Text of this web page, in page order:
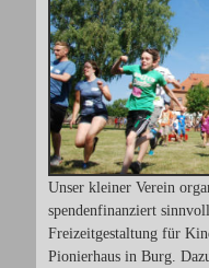
Unser kleiner Verein
spendenfinanziert
Freizeitgestaltung für
Pionierhaus in Burg.